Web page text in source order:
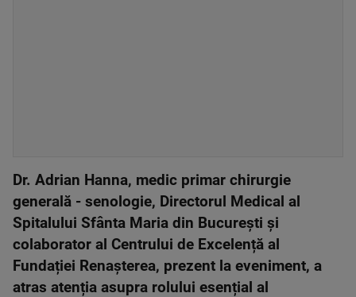
Dr. Adrian Hanna, medic primar chirurgie
generală - senologie, Directorul Medical al
Spitalului Sfânta Maria din București și
colaborator al Centrului de Excelență al
Fundației Renașterea, prezent la eveniment, a
atras atenția asupra rolului esențial al